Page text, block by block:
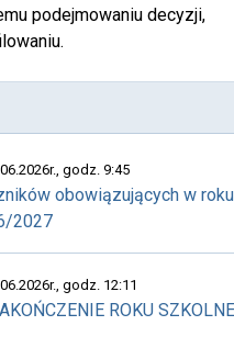
podejmowaniu decyzji,
godz. 9:45
obowiązujących w roku
2027
godz. 12:11
ROKU